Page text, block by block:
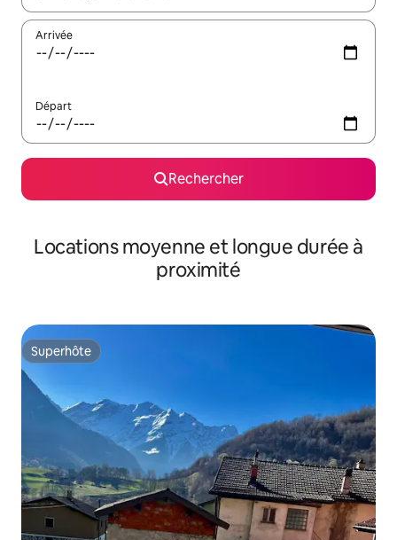
Arrivée
Départ
Rechercher
Locations moyenne et longue durée à
proximité
Superhôte
Superhôte